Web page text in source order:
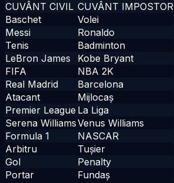
CUVÂNT CIVIL CUVÂNT IMPOSTOR
Baschet
Volei
Messi
Ronaldo
Tenis
Badminton
LeBron James
Kobe Bryant
FIFA
NBA 2K
Real Madrid
Barcelona
Atacant
Mijlocaș
Premier League La Liga
Serena WilliamsVenus Williams
Formula 1
NASCAR
Arbitru
Tușier
Gol
Penalty
Portar
Fundaș